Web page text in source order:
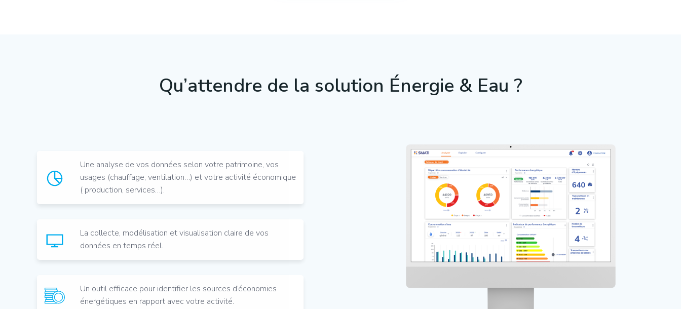
Qu’attendre de la solution Énergie & Eau ?
Une analyse de vos données selon votre patrimoine, vos
usages (chauffage, ventilation…) et votre activité économique
( production, services…).
La collecte, modélisation et visualisation claire de vos
données en temps réel.
Un outil efficace pour identifier les sources d’économies
énergétiques en rapport avec votre activité.